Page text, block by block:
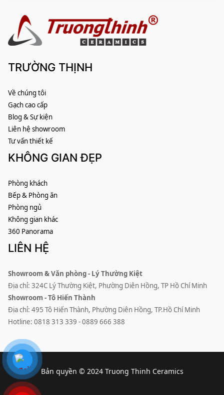
TRƯỜNG THỊNH
Về chúng tôi
Gạch cao cấp
Blog & Sự kiện
Liên hệ showroom
Tư vấn thiết kế
KHÔNG GIAN ĐẸP
Phòng khách
Bếp & Phòng ăn
Phòng ngủ
Không gian khác
360 Panorama
LIÊN HỆ
Showroom & Văn phòng - Lý Thường Kiệt
Địa chỉ: 324C Lý Thường Kiệt, Phường Diên Hồng, TP Hồ Chí Minh
Showroom - Tô Hiến Thành
Địa chỉ: 495 Tô Hiến Thành, Phường Diên Hồng, TP.Hồ Chí Minh
Hotline: 0818 313 339 - 0889 666 388
Bản quyền © 2024 Truong Thinh Ceramics